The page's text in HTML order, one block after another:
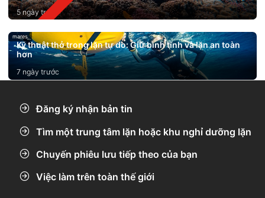
5 ngày trước
mares
Kỹ thuật thở trong lặn tự do: Giữ bình tĩnh và lặn an toàn
hơn
7 ngày trước
Đăng ký nhận bản tin
Tìm một trung tâm lặn hoặc khu nghỉ dưỡng lặn
Chuyến phiêu lưu tiếp theo của bạn
Việc làm trên toàn thế giới